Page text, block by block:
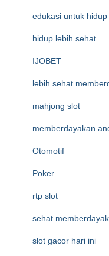
edukasi untuk hidup
hidup lebih sehat
IJOBET
lebih sehat
mahjong slot
memberdayakan
Otomotif
Poker
rtp slot
sehat
slot gacor hari ini